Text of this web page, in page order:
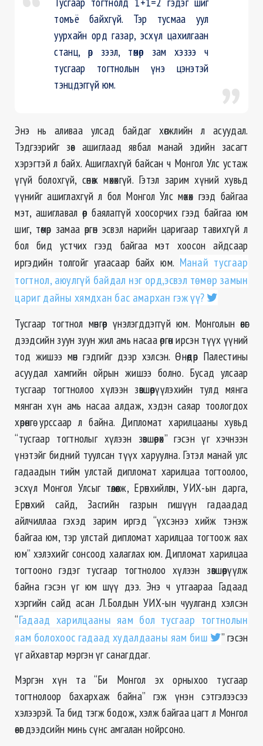
томъё байхгүй. Тэр тусмаа уул
уурхайн орд газар, эсхүл цахилгаан
станц, өр зээл, төмөр зам хэзээ ч
тусгаар тогтнолын үнэ цэнэтэй
тэнцдэггүй юм.
Энэ нь аливаа улсад байдаг хөгжлийн л асуудал.
Тэдгээрийг зөв ашиглаад явбал манай эдийн засагт
хэрэгтэй л байх. Ашиглахгүй байсан ч Монгол Улс устаж
үгүй болохгүй, сөнөж мөхөхгүй. Гэтэл зарим хүний хувьд
үүнийг ашиглахгүй л бол Монгол Улс мөхөх гээд байгаа
мэт, ашиглавал өөр баялаггүй хоосорчих гээд байгаа юм
шиг, төмөр замаа өргөн эсвэл нарийн царигаар тавихгүй л
бол бид устчих гээд байгаа мэт хоосон айдсаар
иргэдийн толгойг угаасаар байх юм. Манай тусгаар
тогтнол, аюулгүй байдал нэг орд,эсвэл төмөр замын
царигдайны хямдхан бас амархан гэж үү?
Тусгаар тогтнол мөнгөөр үнэлэгддэггүй юм. Монголын өвөг
дээдсийн зуун зуун жил амь насаа өргөн ирсэн түүх үүний
тод жишээ мөн гэдгийг дээр хэлсэн. Өнөөдөр Палестины
асуудал хамгийн ойрын жишээ болно. Бусад улсаар
тусгаар тогтнолоо хүлээн зөвшөөрүүлэхийн тулд мянга
мянган хүн амь насаа алдаж, хэдэн саяар тоологдох
хөрөнгө урссаар л байна. Дипломат харилцааны хувьд
“тусгаар тогтнолыг хүлээн зөвшөөрөх” гэсэн үг хэчнээн
үнэтэйг бидний туулсан түүх харуулна. Гэтэл манай улс
гадаадын тийм улстай дипломат харилцаа тогтоолоо,
эсхүл Монгол Улсыг төлөөлж, Ерөнхийлөгч, УИХ-ын дарга,
Ерөнхий сайд, Засгийн газрын гишүүн гадаадад
айлчиллаа гэхэд зарим иргэд “үхсэнээ хийж тэнэж
байгаа юм, тэр улстай дипломат харилцаа тогтоож яах
юм” хэлэхийг сонсоод халаглах юм. Дипломат харилцаа
тогтооно гэдэг тусгаар тогтнолоо хүлээн зөвшөөрүүлж
байна гэсэн үг юм шүү дээ. Энэ ч утгаараа Гадаад
хэргийн сайд асан Л.Болдын УИХ-ынчуулганд хэлсэн
“Гадаад харилцааны яам бол тусгаар тогтнолын
яам болохоос гадаад худалдааны яам биш
” гэсэн
үг айхавтар мэргэн үг санагддаг.
Мэргэн хүн та “Би Монгол эх орныхоо тусгаар
тогтнолоор бахархаж байна” гэж үнэн сэтгэлээсээ
хэлээрэй. Та бид тэгж бодож, хэлж байгаа цагт л Монгол
өвөг дээдсийн минь сүнс амгалан нойрсоно.